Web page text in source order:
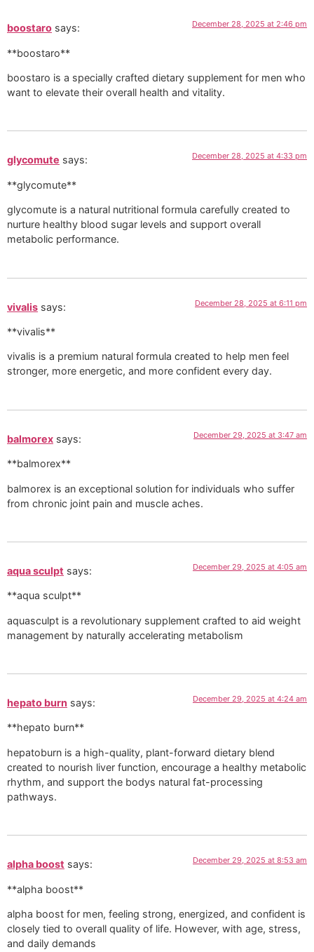
boostaro says: December 28, 2025 at 2:46 pm
**boostaro**
boostaro is a specially crafted dietary supplement for men who
want to elevate their overall health and vitality.
glycomute says: December 28, 2025 at 4:33 pm
**glycomute**
glycomute is a natural nutritional formula carefully created to
nurture healthy blood sugar levels and support overall
metabolic performance.
vivalis says: December 28, 2025 at 6:11 pm
**vivalis**
vivalis is a premium natural formula created to help men feel
stronger, more energetic, and more confident every day.
balmorex says: December 29, 2025 at 3:47 am
**balmorex**
balmorex is an exceptional solution for individuals who suffer
from chronic joint pain and muscle aches.
aqua sculpt says: December 29, 2025 at 4:05 am
**aqua sculpt**
aquasculpt is a revolutionary supplement crafted to aid weight
management by naturally accelerating metabolism
hepato burn says: December 29, 2025 at 4:24 am
**hepato burn**
hepatoburn is a high-quality, plant-forward dietary blend
created to nourish liver function, encourage a healthy metabolic
rhythm, and support the bodys natural fat-processing
pathways.
alpha boost says: December 29, 2025 at 8:53 am
**alpha boost**
alpha boost for men, feeling strong, energized, and confident is
closely tied to overall quality of life. However, with age, stress,
and daily demands